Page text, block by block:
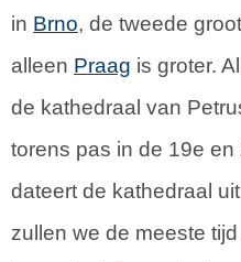
in Brno, de tweede
alleen Praag is groter.
de kathedraal van
torens pas in de 19e
dateert de kathedraal
zullen we de meeste